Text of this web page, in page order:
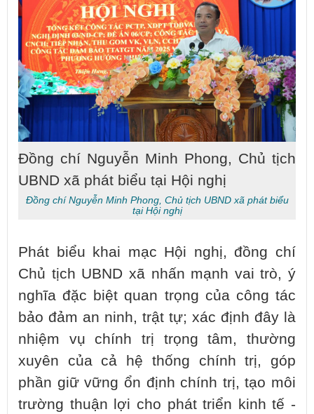
Đồng chí Nguyễn Minh Phong, Chủ tịch
UBND xã phát biểu tại Hội nghị
Đồng chí Nguyễn Minh Phong, Chủ tịch UBND xã phát biểu
tại Hội nghị
Phát biểu khai mạc Hội nghị, đồng chí
Chủ tịch UBND xã nhấn mạnh vai trò, ý
nghĩa đặc biệt quan trọng của công tác
bảo đảm an ninh, trật tự; xác định đây là
nhiệm vụ chính trị trọng tâm, thường
xuyên của cả hệ thống chính trị, góp
phần giữ vững ổn định chính trị, tạo môi
trường thuận lợi cho phát triển kinh tế -